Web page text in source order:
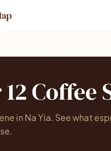
Coffee
in Na Yia. See what